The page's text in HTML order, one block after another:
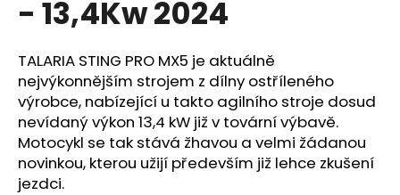
- 13,4Kw 2024
TALARIA STING PRO MX5 je aktuálně
nejvýkonnějším strojem z dílny ostříleného
výrobce, nabízející u takto agilního stroje dosud
nevídaný výkon 13,4 kW již v tovární výbavě.
Motocykl se tak stává žhavou a velmi žádanou
novinkou, kterou užijí především již lehce zkušení
jezdci.
a
í
t
?